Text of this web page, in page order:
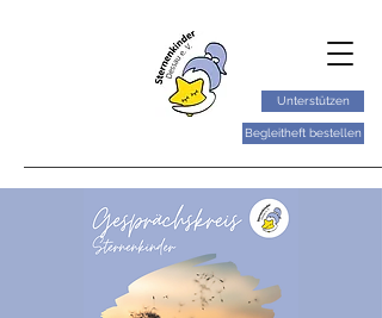
Unterstützen
Begleitheft bestellen